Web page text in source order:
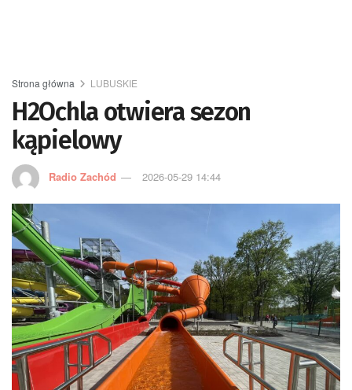
Strona główna LUBUSKIE
H2Ochla otwiera sezon
kąpielowy
Radio Zachód 2026-05-29 14:44